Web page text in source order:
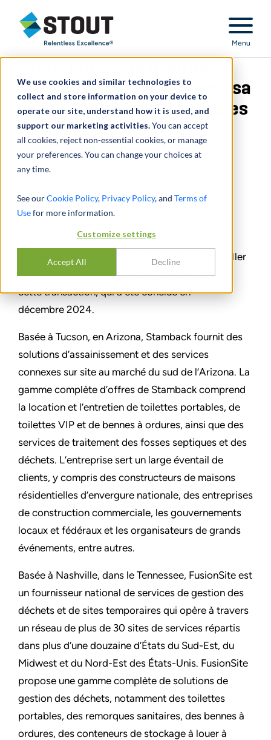
We use cookies and similar technologies to
collect and store information on your device to
operate our site, understand how it is used, and
support our marketing activities.You can accept
all cookies, reject non-essential cookies, or manage
your preferences. You can change your choices at
any time.
See ourCookie Policy, Privacy Policy, and Terms of
Usefor more information.
Customize settings
Accept All Decline
Stout Relentless Excellence
Menu
Services dans le cadre de sa
vente à FusionSite Services
March 06, 2025
PARTAGER
Stout a le plaisir d’annoncer que son client,
services, une société de portefeuille de The
Cynosure Group. Stout a agi en tant que conseiller
financier exclusif de Stamback dans le cadre de
cette transaction, qui a été conclue en
décembre 2024.
Basée à Tucson, en Arizona, Stamback fournit des
solutions d’assainissement et des services
connexes sur site au marché du sud de l’Arizona. La
gamme complète d’offres de Stamback comprend
la location et l’entretien de toilettes portables, de
toilettes VIP et de bennes à ordures, ainsi que des
services de traitement des fosses septiques et des
déchets. L’entreprise sert un large éventail de
clients, y compris des constructeurs de maisons
résidentielles d’envergure nationale, des entreprises
de construction commerciale, les gouvernements
locaux et fédéraux et les organisateurs de grands
événements, entre autres.
Basée à Nashville, dans le Tennessee, FusionSite est
un fournisseur national de services de gestion des
déchets et de sites temporaires qui opère à travers
un réseau de plus de 30 sites de services répartis
dans plus d’une douzaine d’États du Sud-Est, du
Midwest et du Nord-Est des États-Unis. FusionSite
propose une gamme complète de solutions de
gestion des déchets, notamment des toilettes
portables, des remorques sanitaires, des bennes à
ordures, des conteneurs de stockage à louer à